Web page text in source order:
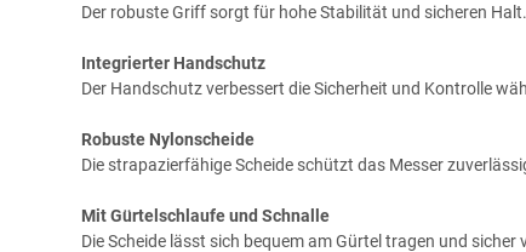
Der robuste Griff sorgt für hohe Stabilität und sicheren Halt.
Integrierter Handschutz
Der Handschutz verbessert die Sicherheit und Kontrolle
Robuste Nylonscheide
Die strapazierfähige Scheide schützt das Messer
Mit Gürtelschlaufe und Schnalle
Die Scheide lässt sich bequem am Gürtel tragen und sicher